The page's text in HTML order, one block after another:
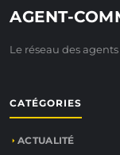
AGENT-
Le réseau des
CATÉGORIES
ACTUALITÉ